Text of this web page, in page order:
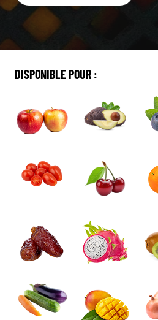
DISPONIBLE POUR :